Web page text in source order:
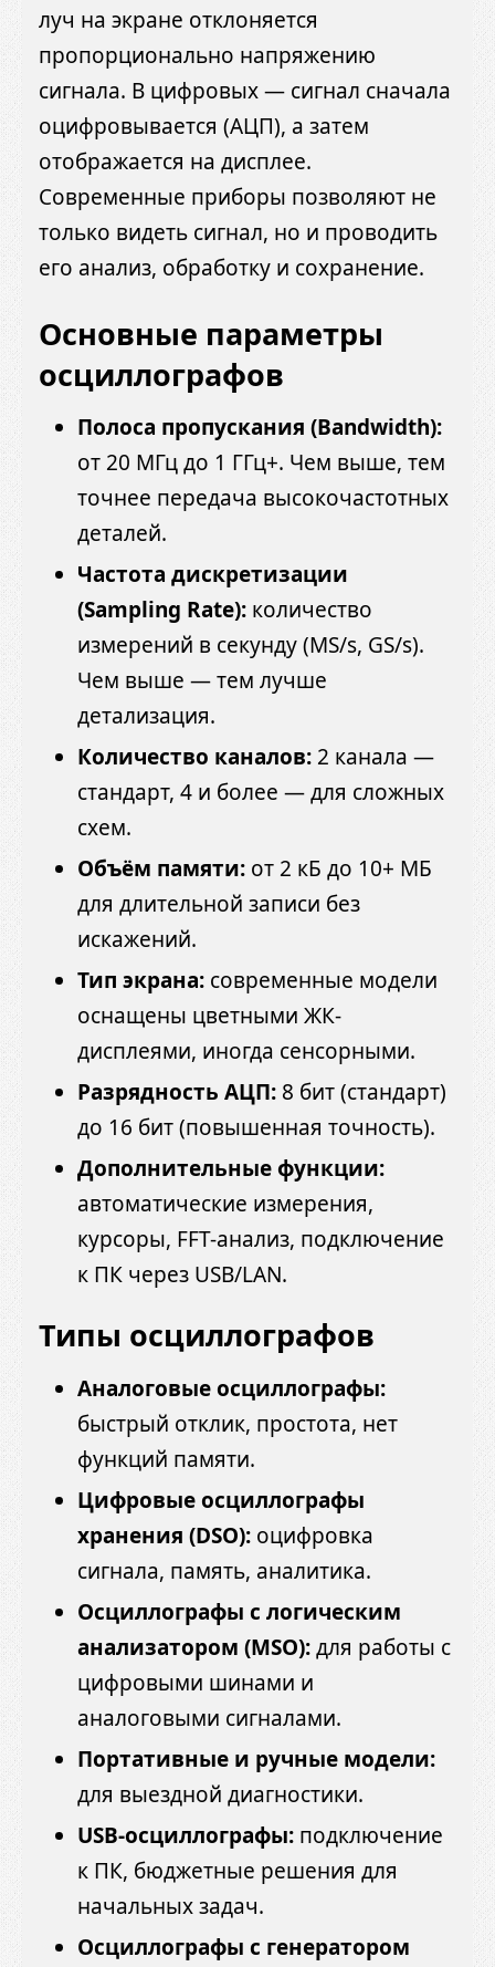
луч на экране отклоняется
пропорционально напряжению
сигнала. В цифровых — сигнал сначала
оцифровывается (АЦП), а затем
отображается на дисплее.
Современные приборы позволяют не
только видеть сигнал, но и проводить
его анализ, обработку и сохранение.
Основные параметры
осциллографов
Полоса пропускания (Bandwidth):
от 20 МГц до 1 ГГц+. Чем выше, тем
точнее передача высокочастотных
деталей.
Частота дискретизации
(Sampling Rate): количество
измерений в секунду (MS/s, GS/s).
Чем выше — тем лучше
детализация.
Количество каналов: 2 канала —
стандарт, 4 и более — для сложных
схем.
Объём памяти: от 2 кБ до 10+ МБ
для длительной записи без
искажений.
Тип экрана: современные модели
оснащены цветными ЖК-
дисплеями, иногда сенсорными.
Разрядность АЦП: 8 бит (стандарт)
до 16 бит (повышенная точность).
Дополнительные функции:
автоматические измерения,
курсоры, FFT-анализ, подключение
к ПК через USB/LAN.
Типы осциллографов
Аналоговые осциллографы:
быстрый отклик, простота, нет
функций памяти.
Цифровые осциллографы
хранения (DSO): оцифровка
сигнала, память, аналитика.
Осциллографы с логическим
анализатором (MSO):для работы с
цифровыми шинами и
аналоговыми сигналами.
Портативные и ручные модели:
для выездной диагностики.
USB-осциллографы: подключение
к ПК, бюджетные решения для
начальных задач.
Осциллографы с генератором